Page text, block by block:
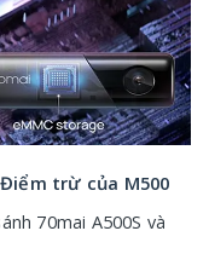
trừ của M500
70mai A500S và